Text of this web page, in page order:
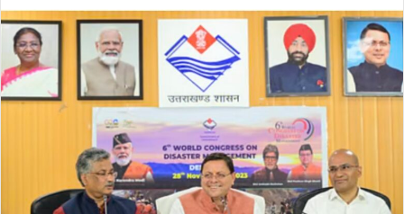
d
a
n
e
m
a
i
l